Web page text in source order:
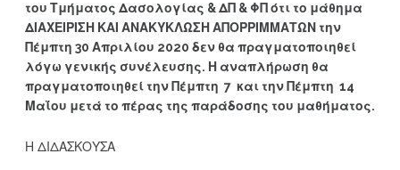
του Τμήματος Δασολογίας & ΔΠ & ΦΠ ότι το μάθημα
ΔΙΑΧΕΙΡΙΣΗ ΚΑΙ ΑΝΑΚΥΚΛΩΣΗ ΑΠΟΡΡΙΜΜΑΤΩΝ την
Πέμπτη 30 Απριλίου 2020 δεν θα πραγματοποιηθεί
λόγω γενικής συνέλευσης. Η αναπλήρωση θα
πραγματοποιηθεί την Πέμπτη 7 και την Πέμπτη 14
Μαΐου μετά το πέρας της παράδοσης του μαθήματος.
Η ΔΙΔΑΣΚΟΥΣΑ